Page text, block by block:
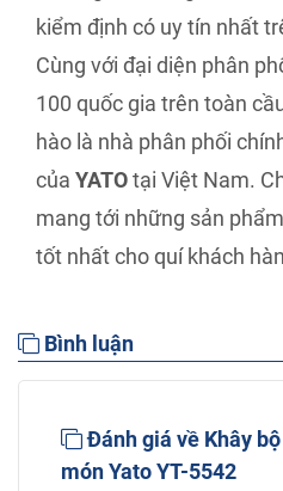
kiểm định có uy tín nhất
Cùng với đại diện phân
100 quốc gia trên toàn
hào là nhà phân phối
của YATOtại Việt Nam.
mang tới những sản
tốt nhất cho quí khách
Bình luận
Đánh giá về Khây
món Yato YT-5542